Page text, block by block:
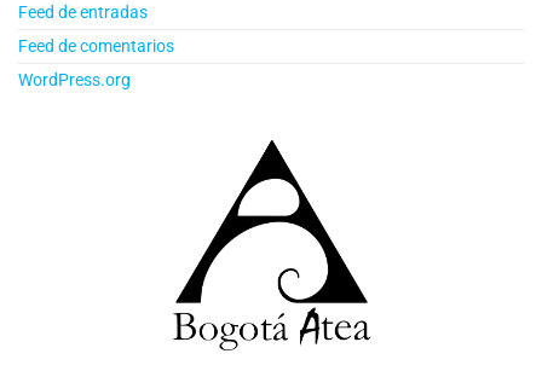
Feed de entradas
Feed de comentarios
WordPress.org